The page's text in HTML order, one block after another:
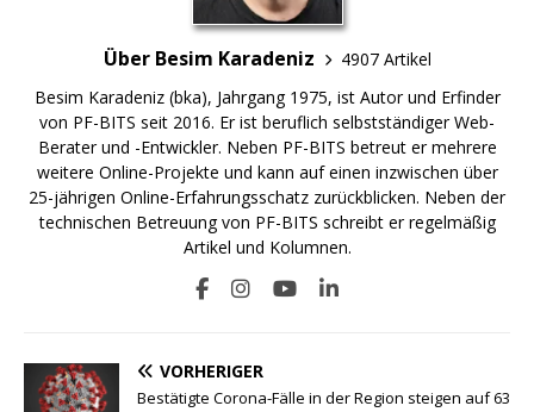
Über Besim Karadeniz
4907 Artikel
Besim Karadeniz (bka), Jahrgang 1975, ist Autor und Erfinder
von PF-BITS seit 2016. Er ist beruflich selbstständiger Web-
Berater und -Entwickler. Neben PF-BITS betreut er mehrere
weitere Online-Projekte und kann auf einen inzwischen über
25-jährigen Online-Erfahrungsschatz zurückblicken. Neben der
technischen Betreuung von PF-BITS schreibt er regelmäßig
Artikel und Kolumnen.
VORHERIGER
Bestätigte Corona-Fälle in der Region steigen auf 63